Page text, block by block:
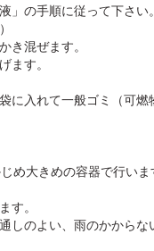
」の手順に従って下さい
き混ぜます。
ます。
入れて一般ゴミ（可燃
め大きめの容器で行いま
す。
のよい、雨のかから